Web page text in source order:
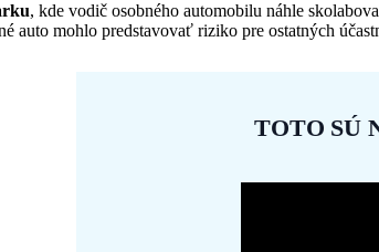
, kde vodič osobného automobilu náhle
auto mohlo predstavovať riziko pre ostatných
TOTO SÚ